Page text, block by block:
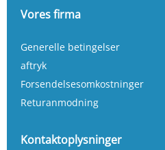
Vores firma
Generelle betingelser
aftryk
Forsendelsesomkostninger
Returanmodning
Kontaktoplysninger